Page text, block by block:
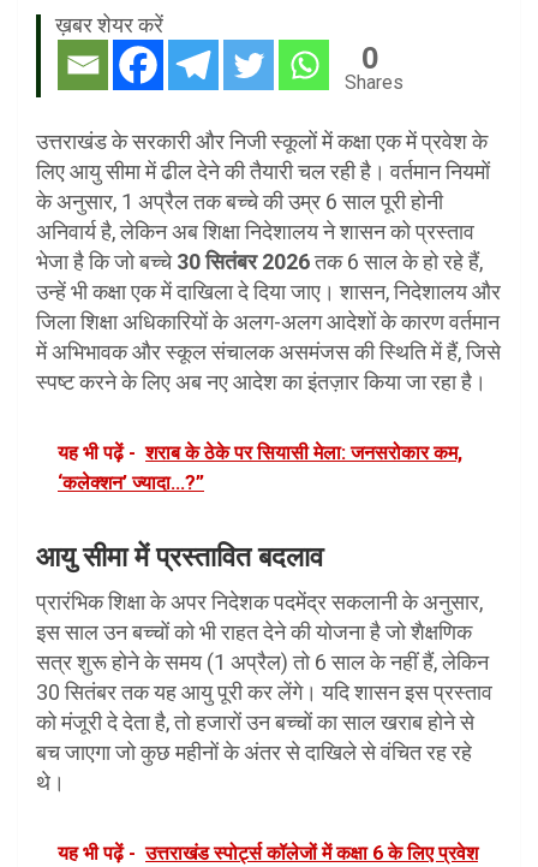
ख़बर शेयर करें
0
Shares
उत्तराखंड के सरकारी और निजी स्कूलों में कक्षा एक में प्रवेश के
लिए आयु सीमा में ढील देने की तैयारी चल रही है। वर्तमान नियमों
के अनुसार, 1 अप्रैल तक बच्चे की उम्र 6 साल पूरी होनी
अनिवार्य है, लेकिन अब शिक्षा निदेशालय ने शासन को प्रस्ताव
भेजा है कि जो बच्चे30 सितंबर 2026तक 6 साल के हो रहे हैं,
उन्हें भी कक्षा एक में दाखिला दे दिया जाए। शासन, निदेशालय और
जिला शिक्षा अधिकारियों के अलग-अलग आदेशों के कारण वर्तमान
में अभिभावक और स्कूल संचालक असमंजस की स्थिति में हैं, जिसे
स्पष्ट करने के लिए अब नए आदेश का इंतज़ार किया जा रहा है।
यह भी पढ़ें - शराब के ठेके पर सियासी मेला: जनसरोकार कम,
‘कलेक्शन’ ज्यादा...?”
आयु सीमा में प्रस्तावित बदलाव
प्रारंभिक शिक्षा के अपर निदेशक पदमेंद्र सकलानी के अनुसार,
इस साल उन बच्चों को भी राहत देने की योजना है जो शैक्षणिक
सत्र शुरू होने के समय (1 अप्रैल) तो 6 साल के नहीं हैं, लेकिन
30 सितंबर तक यह आयु पूरी कर लेंगे। यदि शासन इस प्रस्ताव
को मंजूरी दे देता है, तो हजारों उन बच्चों का साल खराब होने से
बच जाएगा जो कुछ महीनों के अंतर से दाखिले से वंचित रह रहे
थे।
यह भी पढ़ें - उत्तराखंड स्पोर्ट्स कॉलेजों में कक्षा 6 के लिए प्रवेश